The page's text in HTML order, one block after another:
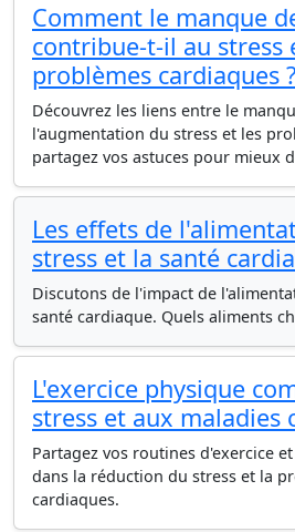
Comment le manque
contribue-t-il au stress
problèmes cardiaques ?
Découvrez les liens entre le
l'augmentation du stress et les
partagez vos astuces pour mieux
Les effets de
stress et la santé
Discutons de l'impact de
santé cardiaque. Quels aliments
L'exercice physique
stress et aux maladies
Partagez vos routines d'exercice
dans la réduction du stress et la
cardiaques.